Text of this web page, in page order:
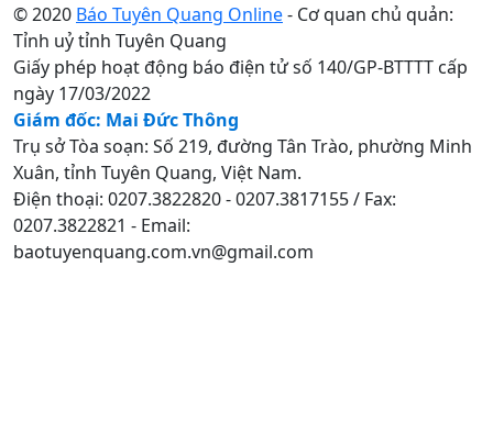
© 2020 Báo Tuyên Quang Online- Cơ quan chủ quản:
Tỉnh uỷ tỉnh Tuyên Quang
Giấy phép hoạt động báo điện tử số 140/GP-BTTTT cấp
ngày 17/03/2022
Giám đốc: Mai Đức Thông
Trụ sở Tòa soạn: Số 219, đường Tân Trào, phường Minh
Xuân, tỉnh Tuyên Quang, Việt Nam.
Điện thoại: 0207.3822820 - 0207.3817155 / Fax:
0207.3822821 - Email:
baotuyenquang.com.vn@gmail.com